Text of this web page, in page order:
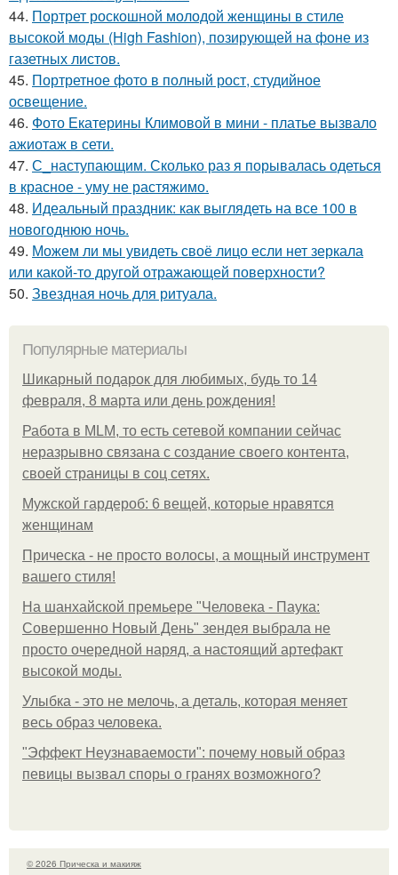
44. Портрет роскошной молодой женщины в стиле
высокой моды (High Fashion), позирующей на фоне из
газетных листов.
45. Портретное фото в полный рост, студийное
освещение.
46. Фото Екатерины Климовой в мини - платье вызвало
ажиотаж в сети.
47. С_наступающим. Сколько раз я порывалась одеться
в красное - уму не растяжимо.
48. Идеальный праздник: как выглядеть на все 100 в
новогоднюю ночь.
49. Можем ли мы увидеть своё лицо если нет зеркала
или какой-то другой отражающей поверхности?
50. Звездная ночь для ритуала.
Популярные материалы
Шикарный подарок для любимых, будь то 14
февраля, 8 марта или день рождения!
Работа в MLM, то есть сетевой компании сейчас
неразрывно связана с создание своего контента,
своей страницы в соц сетях.
Мужской гардероб: 6 вещей, которые нравятся
женщинам
Прическа - не просто волосы, а мощный инструмент
вашего стиля!
На шанхайской премьере "Человека - Паука:
Совершенно Новый День" зендея выбрала не
просто очередной наряд, а настоящий артефакт
высокой моды.
Улыбка - это не мелочь, а деталь, которая меняет
весь образ человека.
"Эффект Неузнаваемости": почему новый образ
певицы вызвал споры о гранях возможного?
© 2026 Прическа и макияж